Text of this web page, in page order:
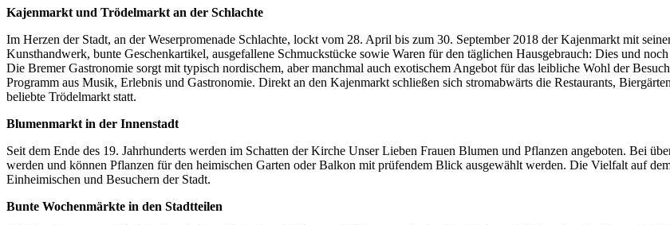
Kajenmarkt und Trödelmarkt an der Schlachte
Im Herzen der Stadt, an der Weserpromenade Schlachte, lockt vom 28. April bis zum 30. September 2018 der Kajenmarkt mit
Kunsthandwerk, bunte Geschenkartikel, ausgefallene Schmuckstücke sowie Waren für den täglichen Hausgebrauch: Dies und
Die Bremer Gastronomie sorgt mit typisch nordischem, aber manchmal auch exotischem Angebot für das leibliche Wohl der
Programm aus Musik, Erlebnis und Gastronomie. Direkt an den Kajenmarkt schließen sich stromabwärts die Restaurants,
beliebte Trödelmarkt statt.
Blumenmarkt in der Innenstadt
Seit dem Ende des 19. Jahrhunderts werden im Schatten der Kirche Unser Lieben Frauen Blumen und Pflanzen angeboten. Bei
werden und können Pflanzen für den heimischen Garten oder Balkon mit prüfendem Blick ausgewählt werden. Die Vielfalt auf
Einheimischen und Besuchern der Stadt.
Bunte Wochenmärkte in den Stadtteilen